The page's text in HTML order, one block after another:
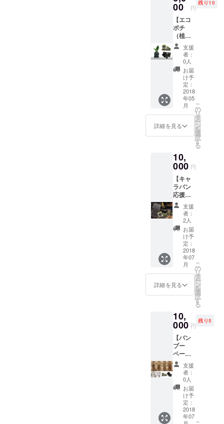
のか？
そんな
疑問の
答えが
ギュッ
と詰
まった
特別な
セット
です。
※本の画
像はイ
メージ
です。
イベン
ト詳細
日公
開！！
日程：
５月で
検討中
場所：
岐阜県
瑞浪市
を予定
https://
www.fa
cebook.
com/ev
ents/20
126998
923375
83/?
ti=icl
す。
「こん
な風に
描いて
欲し
い！こ
んな服
を着せ
てほし
い！」
という
ご要望
には極
力お応
え致し
ます。
皆様の
好みな
どをお
知らせ
いただ
ける
と、あ
りがた
いで
す。 ※
上限２
名様ま
で可能
です。
※似顔絵
ではな
くあく
家シミ
が漫画
に登場
させる
ならこ
んなか
ん
じ！」
という
キャラ
クター
として
イラス
トを描
00 円
残り10
【エコ
ポチ
（植物
１種
類）
コー
ス】
「エコ
ポチ
（植
物：ハ
ニー）
+竹炭
+ステッ
カー」
の３点
です！
大切に
してい
るのは
環境循
環の
「輪」
CHIKA
KENで
は竹林
を整備
伐採し
た竹で
竹あか
りを作
り、使
に再利
用しま
す。エ
コポチ
はその
竹炭を
消臭成
分とし
てポッ
トに使
用した
インテ
リアグ
リー
支援
者：
0人
お届
け予
定：
2018
年05
月
詳細を見る
こ
の
リ
タ
ー
ン
を
選
択
す
る
10,
000 円
【キャ
ラバン
応援
コー
ス】
”竹あ
かり
キャラ
バン”を
支援す
るコー
スで
す！
セット
内容は
「竹あ
作本 +
竹あか
りポス
トカー
ド２枚
+
CHIKA
KENス
テッ
カー４
種 計６
枚」の
３点
セット
支援
者：
2人
お届
け予
定：
2018
年07
月
詳細を見る
こ
の
リ
タ
ー
ン
を
選
択
す
る
10,
000 円
残り5
【バン
ブー
ペー
パー
シェー
ドコー
ス】
「バン
ブー
ペー
パー
支援
者：
0人
お届
け予
定：
2018
年07